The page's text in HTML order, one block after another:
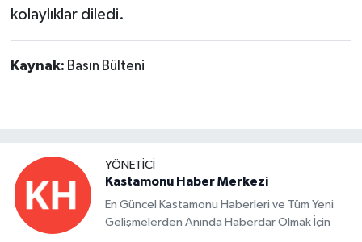
kolaylıklar diledi.
Kaynak: Basın Bülteni
YÖNETICI
Kastamonu Haber Merkezi
En Güncel Kastamonu Haberleri ve Tüm Yeni
Gelişmelerden Anında Haberdar Olmak İçin
Siyaset Haberleri